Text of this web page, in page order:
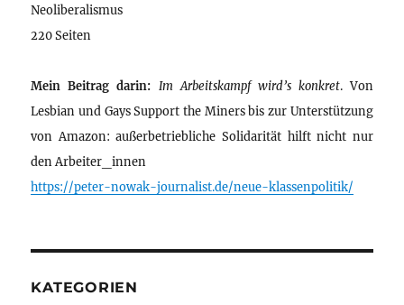
Neoliberalismus
220 Seiten
Mein Beitrag darin: Im Arbeitskampf wird’s konkret. Von
Lesbian und Gays Support the Miners bis zur Unterstützung
von Amazon: außerbetriebliche Solidarität hilft nicht nur
den Arbeiter_innen
https://peter-nowak-journalist.de/neue-klassenpolitik/
KATEGORIEN